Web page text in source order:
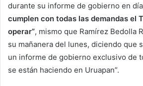
durante su informe de gobierno en
cumplen con todas las demandas el
operar”, mismo que Ramírez Bedolla
su mañanera del lunes, diciendo que
un informe de gobierno exclusivo de
se están haciendo en Uruapan”.